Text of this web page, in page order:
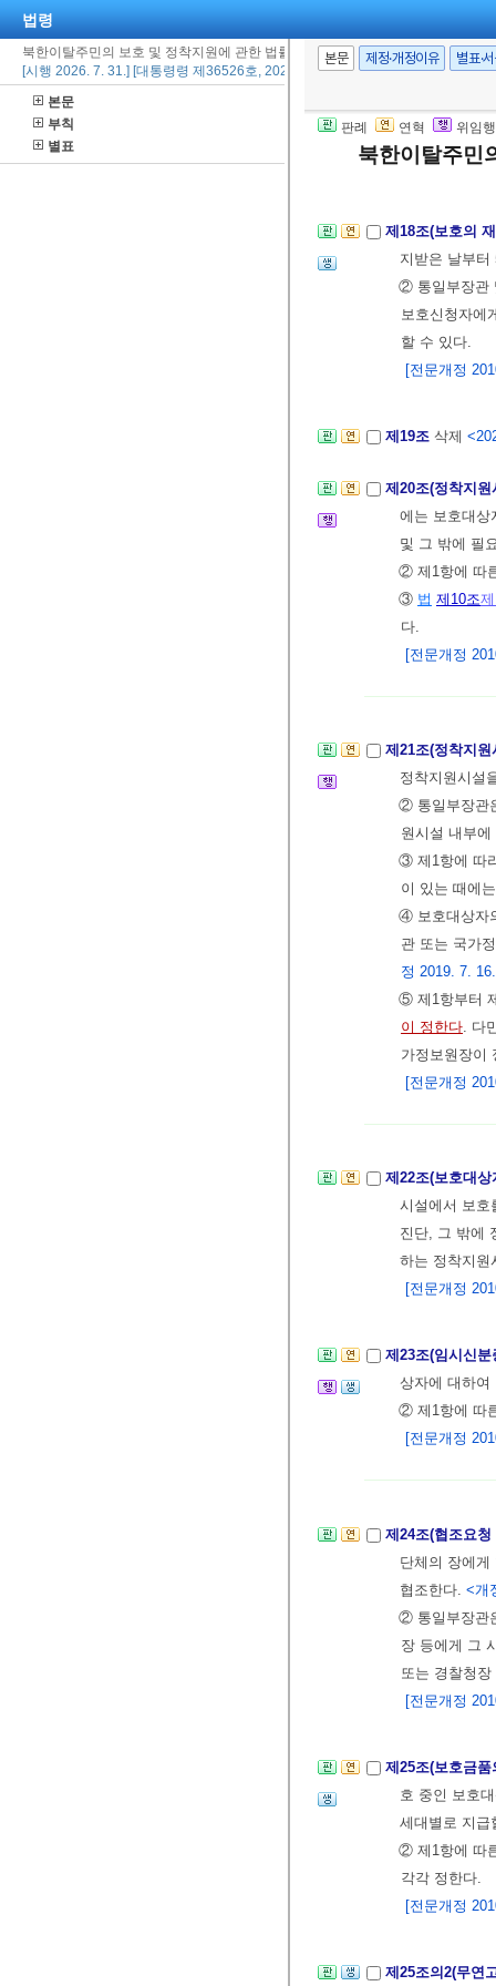
법령
북한이탈주민의 보호 및 정착지원에 관한 법률 시행령
[시행 2026. 7. 31.] [대통령령 제36526호, 2026. 7. 28., 타법개정]
본문
부칙
별표
본문 제정·개정이유 별표·
판례 연혁 위임
북한이탈주민
[전문개정
제17조(처우내
처우내용을 고
[전문개정
제18조(보호의
지받은 날부
② 통일부장관
보호신청자에
할 수 있다.
[전문개정
제19조 삭제
제20조(정착지
에는 보호대상
및 그 밖에 필
② 제1항에 따
③ 법 제10조
다.
[전문개정
제21조(정착지
정착지원시설
② 통일부장관
원시설 내부
③ 제1항에 따
이 있는 때에
④ 보호대상자
관 또는 국가
정 2019. 7.
⑤ 제1항부터
이 정한다. 다
가정보원장이
[전문개정
제22조(보호대
시설에서 보
진단, 그 밖에
하는 정착지원
[전문개정
제23조(임시신
상자에 대하여
② 제1항에 따
[전문개정
제24조(협조요
단체의 장에
협조한다. <개
② 통일부장관
장 등에게 그
또는 경찰청
[전문개정
제25조(보호금
호 중인 보호
세대별로 지급
② 제1항에 따
각각 정한다.
[전문개정
제25조의2(무연